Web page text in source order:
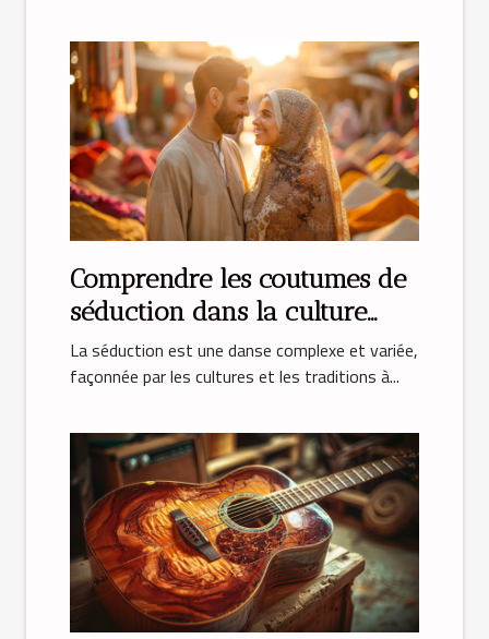
Comprendre les coutumes de
séduction dans la culture
musulmane
La séduction est une danse complexe et variée,
façonnée par les cultures et les traditions à...